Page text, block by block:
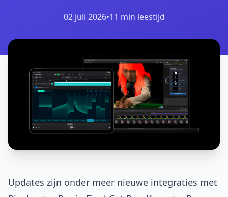
02 juli 2026•11 min leestijd
Updates zijn onder meer nieuwe integraties met